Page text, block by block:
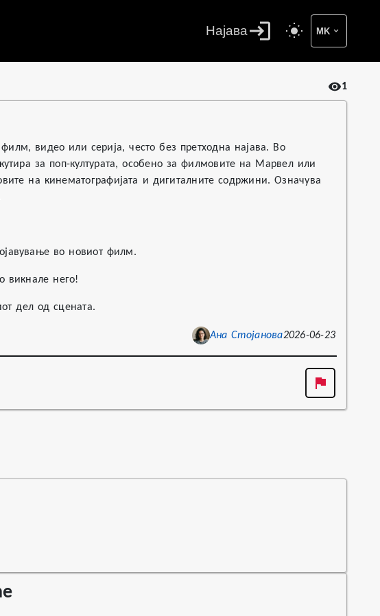
Најава MK
1
видео или серија, често без претходна најава. Во
за поп-културата, особено за филмовите на Марвел или
на кинематографијата и дигиталните содржини. Означува
во новиот филм.
викнале него!
дел од сцената.
Ана Стојанова2026-06-23